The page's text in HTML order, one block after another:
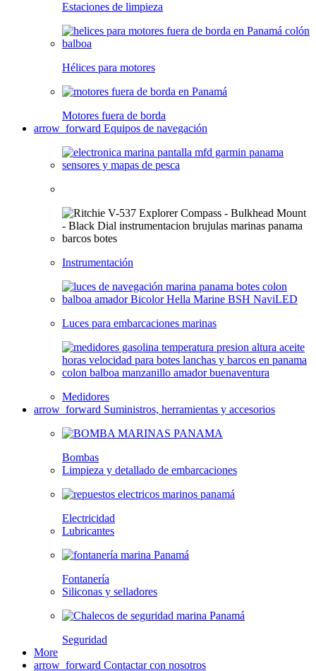
Estaciones de limpieza
Hélices para motores
Motores fuera de borda
arrow_forward Equipos de navegación
Instrumentación
Luces para embarcaciones marinas
Medidores
arrow_forward Suministros, herramientas y accesorios
Bombas
Limpieza y detallado de embarcaciones
Electricidad
Lubricantes
Fontanería
Siliconas y selladores
Seguridad
More
arrow_forward Contactar con nosotros